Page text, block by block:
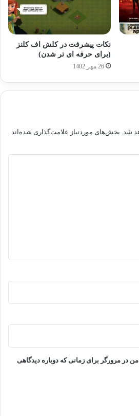
نکات پیشرفت در کلش اف کلنز
(برای حرفه ای تر شدن)
26 مهر 1402
شد. بخش‌های موردنیاز علامت‌گذاری شده‌اند
در مرورگر برای زمانی که دوباره دیدگاهی